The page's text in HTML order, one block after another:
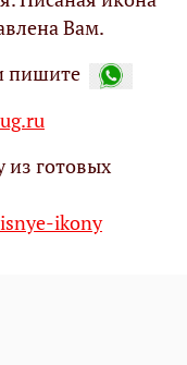
Вам.
пишите
готовых
ikony